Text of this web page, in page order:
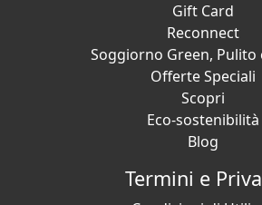
Gift Card
Reconnect
Soggiorno Green, Pulito
Offerte Speciali
Scopri
Eco-sostenibilità
Blog
Termini e